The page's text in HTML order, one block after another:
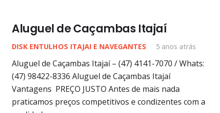
Aluguel de Caçambas Itajaí
DISK ENTULHOS ITAJAI E NAVEGANTES 5 anos atrás
Aluguel de Caçambas Itajaí – (47) 4141-7070 / Whats:
(47) 98422-8336 Aluguel de Caçambas Itajaí
Vantagens PREÇO JUSTO Antes de mais nada
praticamos preços competitivos e condizentes com a